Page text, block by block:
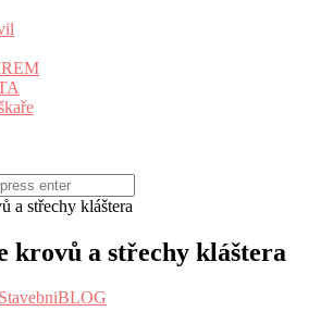
krovů a střechy kláštera
StavebniBLOG